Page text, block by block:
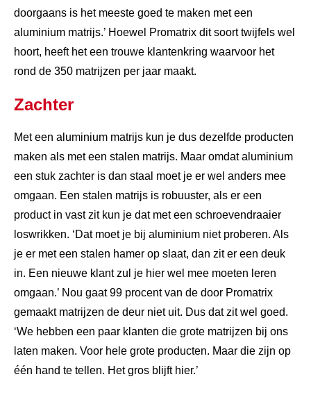
doorgaans is het meeste goed te maken met een
aluminium matrijs.’ Hoewel Promatrix dit soort twijfels wel
hoort, heeft het een trouwe klantenkring waarvoor het
rond de 350 matrijzen per jaar maakt.
Zachter
Met een aluminium matrijs kun je dus dezelfde producten
maken als met een stalen matrijs. Maar omdat aluminium
een stuk zachter is dan staal moet je er wel anders mee
omgaan. Een stalen matrijs is robuuster, als er een
product in vast zit kun je dat met een schroevendraaier
loswrikken. ‘Dat moet je bij aluminium niet proberen. Als
je er met een stalen hamer op slaat, dan zit er een deuk
in. Een nieuwe klant zul je hier wel mee moeten leren
omgaan.’ Nou gaat 99 procent van de door Promatrix
gemaakt matrijzen de deur niet uit. Dus dat zit wel goed.
‘We hebben een paar klanten die grote matrijzen bij ons
laten maken. Voor hele grote producten. Maar die zijn op
één hand te tellen. Het gros blijft hier.’